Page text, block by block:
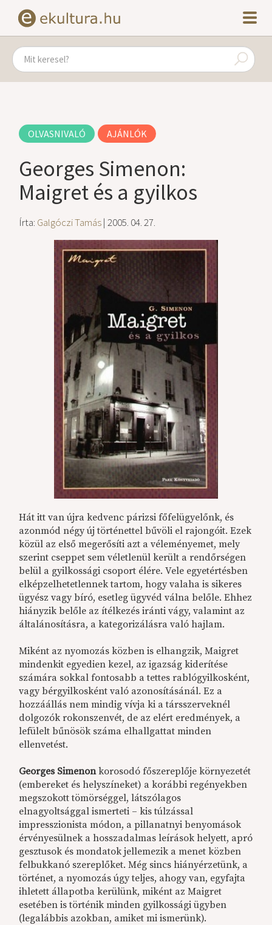
OLVASNIVALÓ AJÁNLÓK
Georges Simenon:
Maigret és a gyilkos
Írta: Galgóczi Tamás| 2005. 04. 27.
Hát itt van újra kedvenc párizsi főfelügyelőnk, és
azonmód négy új történettel bűvöli el rajongóit. Ezek
közül az első megerősíti azt a véleményemet, mely
szerint cseppet sem véletlenül került a rendőrségen
belül a gyilkossági csoport élére. Vele egyetértésben
elképzelhetetlennek tartom, hogy valaha is sikeres
ügyész vagy bíró, esetleg ügyvéd válna belőle. Ehhez
hiányzik belőle az ítélkezés iránti vágy, valamint az
általánosításra, a kategorizálásra való hajlam.
Miként az nyomozás közben is elhangzik, Maigret
mindenkit egyedien kezel, az igazság kiderítése
számára sokkal fontosabb a tettes rablógyilkosként,
vagy bérgyilkosként való azonosításánál. Ez a
hozzáállás nem mindig vívja ki a társszerveknél
dolgozók rokonszenvét, de az elért eredmények, a
lefülelt bűnösök száma elhallgattat minden
ellenvetést.
Georges Simenonkorosodó főszereplője környezetét
(embereket és helyszíneket) a korábbi regényekben
megszokott tömörséggel, látszólagos
elnagyoltsággal ismerteti – kis túlzással
impresszionista módon, a pillanatnyi benyomások
érvényesülnek a hosszadalmas leírások helyett, apró
gesztusok és mondatok jellemezik a menet közben
felbukkanó szereplőket. Még sincs hiányérzetünk, a
történet, a nyomozás úgy teljes, ahogy van, egyfajta
ihletett állapotba kerülünk, miként az Maigret
esetében is történik minden gyilkossági ügyben
(legalábbis azokban, amiket mi ismerünk).